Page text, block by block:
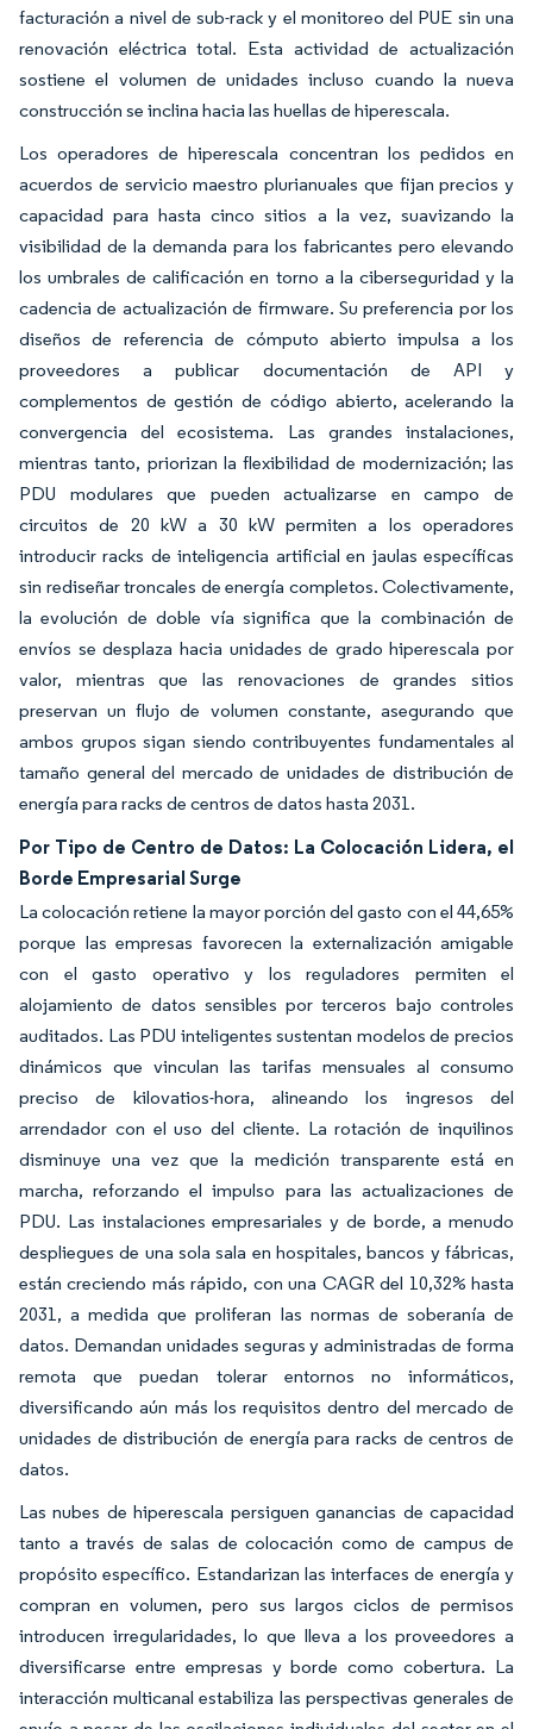
facturación a nivel de sub-rack y el monitoreo del PUE sin una
renovación eléctrica total. Esta actividad de actualización
sostiene el volumen de unidades incluso cuando la nueva
construcción se inclina hacia las huellas de hiperescala.
Los operadores de hiperescala concentran los pedidos en
acuerdos de servicio maestro plurianuales que fijan precios y
capacidad para hasta cinco sitios a la vez, suavizando la
visibilidad de la demanda para los fabricantes pero elevando
los umbrales de calificación en torno a la ciberseguridad y la
cadencia de actualización de firmware. Su preferencia por los
diseños de referencia de cómputo abierto impulsa a los
proveedores a publicar documentación de API y
complementos de gestión de código abierto, acelerando la
convergencia del ecosistema. Las grandes instalaciones,
mientras tanto, priorizan la flexibilidad de modernización; las
PDU modulares que pueden actualizarse en campo de
circuitos de 20 kW a 30 kW permiten a los operadores
introducir racks de inteligencia artificial en jaulas específicas
sin rediseñar troncales de energía completos. Colectivamente,
la evolución de doble vía significa que la combinación de
envíos se desplaza hacia unidades de grado hiperescala por
valor, mientras que las renovaciones de grandes sitios
preservan un flujo de volumen constante, asegurando que
ambos grupos sigan siendo contribuyentes fundamentales al
tamaño general del mercado de unidades de distribución de
energía para racks de centros de datos hasta 2031.
Por Tipo de Centro de Datos: La Colocación Lidera, el
Borde Empresarial Surge
La colocación retiene la mayor porción del gasto con el 44,65%
porque las empresas favorecen la externalización amigable
con el gasto operativo y los reguladores permiten el
alojamiento de datos sensibles por terceros bajo controles
auditados. Las PDU inteligentes sustentan modelos de precios
dinámicos que vinculan las tarifas mensuales al consumo
preciso de kilovatios-hora, alineando los ingresos del
arrendador con el uso del cliente. La rotación de inquilinos
disminuye una vez que la medición transparente está en
marcha, reforzando el impulso para las actualizaciones de
PDU. Las instalaciones empresariales y de borde, a menudo
despliegues de una sola sala en hospitales, bancos y fábricas,
están creciendo más rápido, con una CAGR del 10,32% hasta
2031, a medida que proliferan las normas de soberanía de
datos. Demandan unidades seguras y administradas de forma
remota que puedan tolerar entornos no informáticos,
diversificando aún más los requisitos dentro del mercado de
unidades de distribución de energía para racks de centros de
datos.
Las nubes de hiperescala persiguen ganancias de capacidad
tanto a través de salas de colocación como de campus de
propósito específico. Estandarizan las interfaces de energía y
compran en volumen, pero sus largos ciclos de permisos
introducen irregularidades, lo que lleva a los proveedores a
diversificarse entre empresas y borde como cobertura. La
interacción multicanal estabiliza las perspectivas generales de